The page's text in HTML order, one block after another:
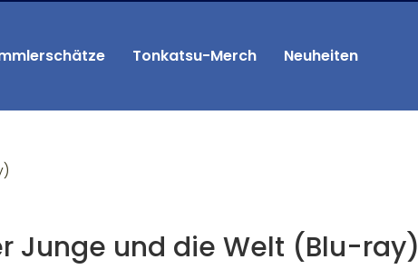
Tonkatsu-Merch Neuheiten
Junge und die Welt (Blu-ray)